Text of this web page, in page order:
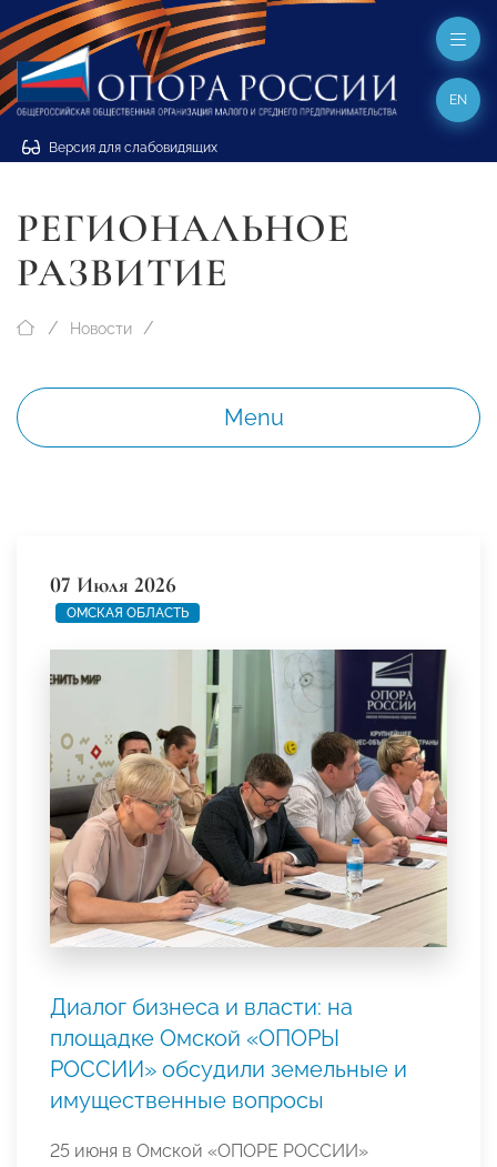
Версия для слабовидящих
EN
РЕГИОНАЛЬНОЕ
РАЗВИТИЕ
Новости
Menu
07 Июля 2026
ОМСКАЯ ОБЛАСТЬ
Диалог бизнеса и власти: на
площадке Омской «ОПОРЫ
РОССИИ» обсудили земельные и
имущественные вопросы
25 июня в Омской «ОПОРЕ РОССИИ»